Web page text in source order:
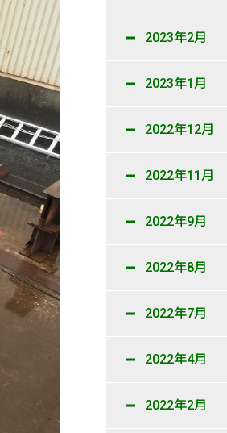
2023年2月
2023年1月
2022年12月
2022年11月
2022年9月
2022年8月
2022年7月
2022年4月
2022年2月